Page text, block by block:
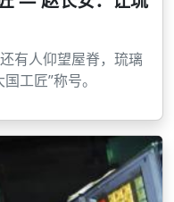
有人仰望屋脊，琉璃
工匠”称号。